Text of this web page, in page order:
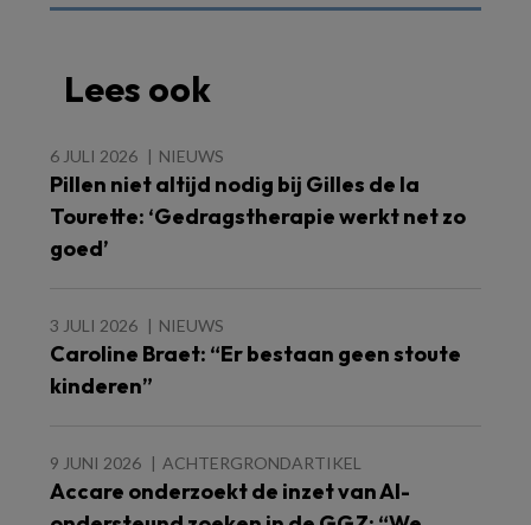
Lees ook
6 JULI 2026 NIEUWS
Pillen niet altijd nodig bij Gilles de la
Tourette: ‘Gedragstherapie werkt net zo
goed’
3 JULI 2026 NIEUWS
Caroline Braet: “Er bestaan geen stoute
kinderen”
9 JUNI 2026 ACHTERGRONDARTIKEL
Accare onderzoekt de inzet van AI-